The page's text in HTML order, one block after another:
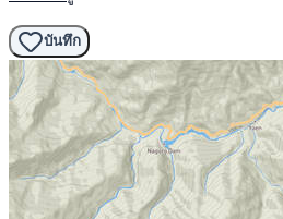
บันทึก